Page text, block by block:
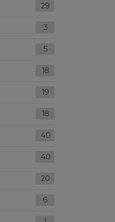
29
3
5
18
19
18
40
40
20
6